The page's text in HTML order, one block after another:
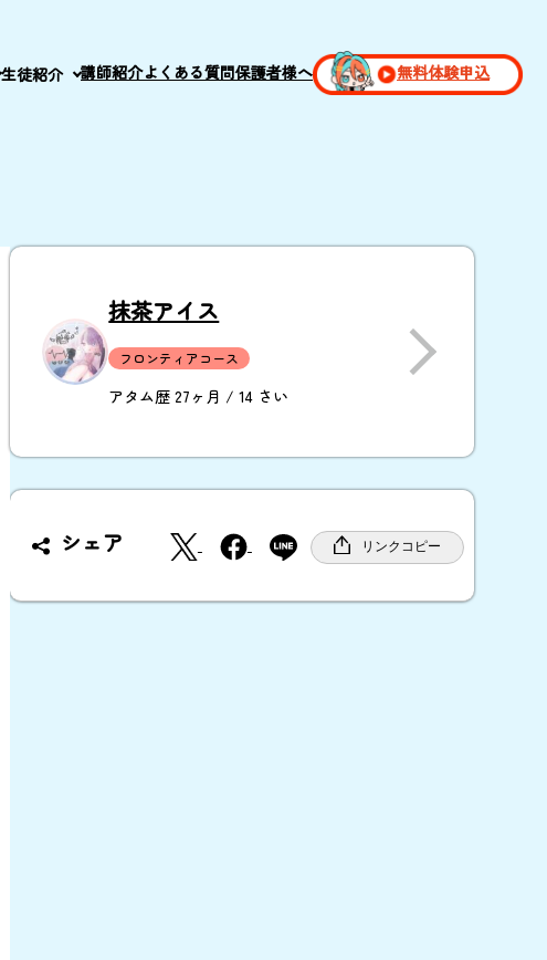
生徒紹介 講師紹介よくある質問保護者様へ 無料体験申込
抹茶アイス
フロンティアコース
アタム歴 27ヶ月 / 14 さい
シェア
e
リンクコピー